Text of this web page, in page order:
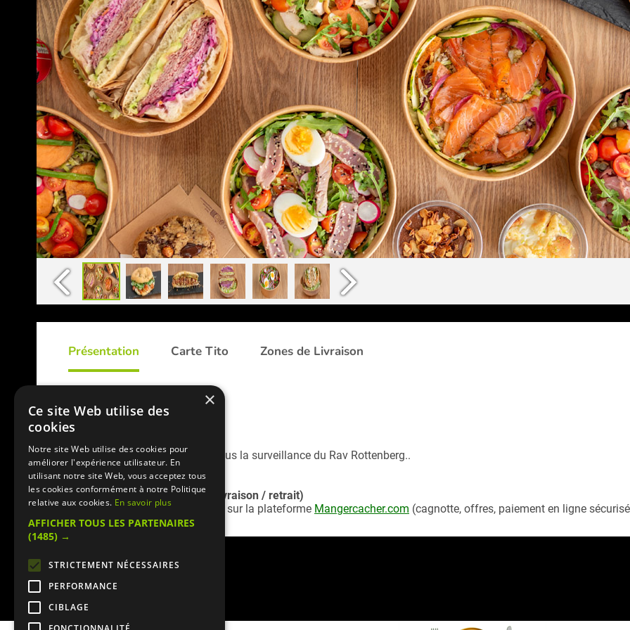
Présentation Carte Tito Zones de Livraison
Restaurant Tito
Tito est un restaurant cacher sous la surveillance du Rav Rottenberg..
Service commande en ligne (livraison / retrait)
Retrouvez lacarte livraison Tito sur la plateforme Mangercacher.com (cagnotte, offres, paiement en ligne
×
Ce site Web utilise des
cookies
Notre site Web utilise des cookies pour
améliorer l'expérience utilisateur. En
utilisant notre site Web, vous acceptez tous
les cookies conformément à notre Politique
relative aux cookies. En savoir plus
AFFICHER TOUS LES PARTENAIRES
(1485) →
STRICTEMENT NÉCESSAIRES
PERFORMANCE
CIBLAGE